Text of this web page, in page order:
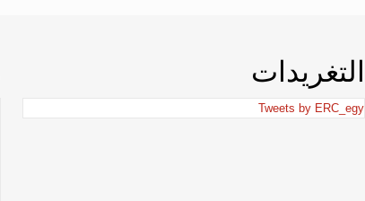
التغريدات
Tweets by ERC_egy